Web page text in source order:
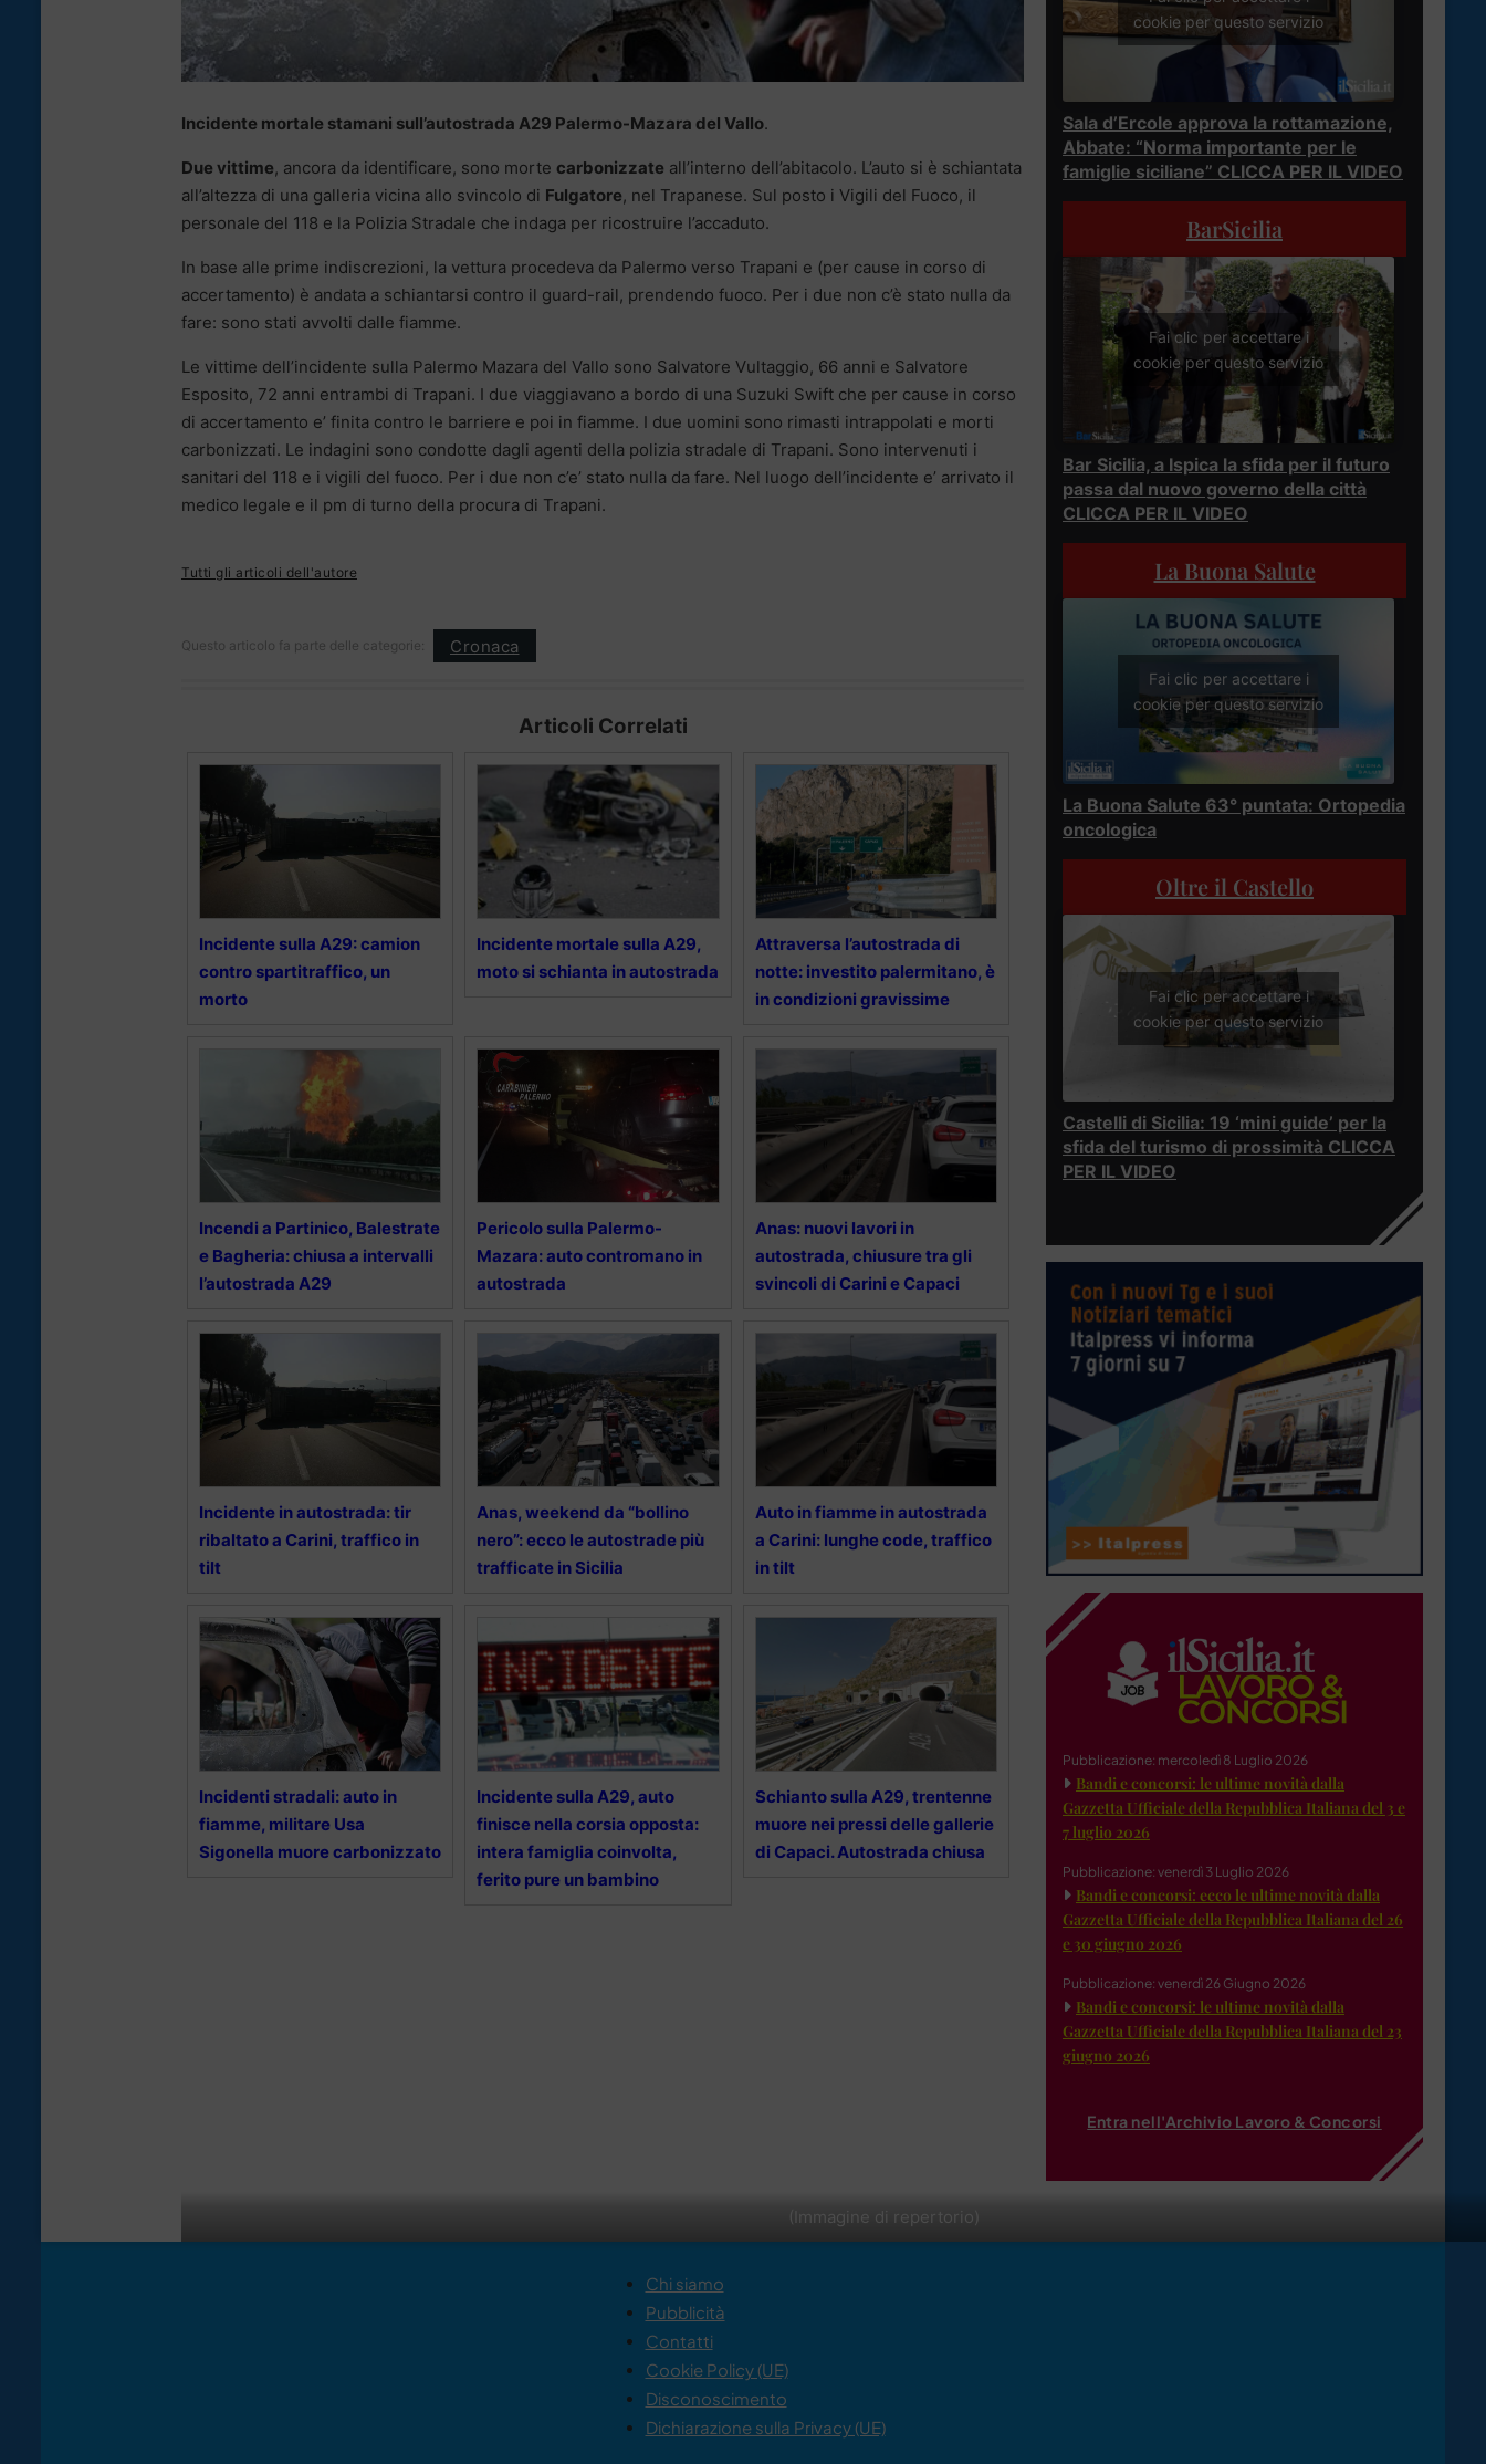
(Immagine di repertorio)
Incidente mortale stamani sull’autostrada A29 Palermo-Mazara del Vallo.
Due vittime, ancora da identificare, sono morte carbonizzate all’interno dell’abitacolo. L’auto si è schiantata
all’altezza di una galleria vicina allo svincolo di Fulgatore, nel Trapanese. Sul posto i Vigili del Fuoco, il
personale del 118 e la Polizia Stradale che indaga per ricostruire l’accaduto.
In base alle prime indiscrezioni, la vettura procedeva da Palermo verso Trapani e (per cause in corso di
accertamento) è andata a schiantarsi contro il guard-rail, prendendo fuoco. Per i due non c’è stato nulla da
fare: sono stati avvolti dalle fiamme.
Le vittime dell’incidente sulla Palermo Mazara del Vallo sono Salvatore Vultaggio, 66 anni e Salvatore
Esposito, 72 anni entrambi di Trapani. I due viaggiavano a bordo di una Suzuki Swift che per cause in corso
di accertamento e’ finita contro le barriere e poi in fiamme. I due uomini sono rimasti intrappolati e morti
carbonizzati. Le indagini sono condotte dagli agenti della polizia stradale di Trapani. Sono intervenuti i
sanitari del 118 e i vigili del fuoco. Per i due non c’e’ stato nulla da fare. Nel luogo dell’incidente e’ arrivato il
medico legale e il pm di turno della procura di Trapani.
Tutti gli articoli dell'autore
Questo articolo fa parte delle categorie: Cronaca
Articoli Correlati
Incidente sulla A29: camion
contro spartitraffico, un
morto
Incidente mortale sulla A29,
moto si schianta in autostrada
Attraversa l’autostrada di
notte: investito palermitano, è
in condizioni gravissime
Incendi a Partinico, Balestrate
e Bagheria: chiusa a intervalli
l’autostrada A29
Pericolo sulla Palermo-
Mazara: auto contromano in
autostrada
Anas: nuovi lavori in
autostrada, chiusure tra gli
svincoli di Carini e Capaci
Incidente in autostrada: tir
ribaltato a Carini, traffico in
tilt
Anas, weekend da “bollino
nero”: ecco le autostrade più
trafficate in Sicilia
Auto in fiamme in autostrada
a Carini: lunghe code, traffico
in tilt
Incidenti stradali: auto in
fiamme, militare Usa
Sigonella muore carbonizzato
Incidente sulla A29, auto
finisce nella corsia opposta:
intera famiglia coinvolta,
ferito pure un bambino
Schianto sulla A29, trentenne
muore nei pressi delle gallerie
di Capaci. Autostrada chiusa
cookie per questo servizio
Sala d’Ercole approva la rottamazione,
Abbate: “Norma importante per le
famiglie siciliane” CLICCA PER IL VIDEO
BarSicilia
Fai clic per accettare i
cookie per questo servizio
Bar Sicilia, a Ispica la sfida per il futuro
passa dal nuovo governo della città
CLICCA PER IL VIDEO
La Buona Salute
Fai clic per accettare i
cookie per questo servizio
La Buona Salute 63° puntata: Ortopedia
oncologica
Oltre il Castello
Fai clic per accettare i
cookie per questo servizio
Castelli di Sicilia: 19 ‘mini guide’ per la
sfida del turismo di prossimità CLICCA
PER IL VIDEO
Pubblicazione: mercoledì 8 Luglio 2026
Bandi e concorsi: le ultime novità dalla
Gazzetta Ufficiale della Repubblica Italiana del 3 e
7 luglio 2026
Pubblicazione: venerdì 3 Luglio 2026
Bandi e concorsi: ecco le ultime novità dalla
Gazzetta Ufficiale della Repubblica Italiana del 26
e 30 giugno 2026
Pubblicazione: venerdì 26 Giugno 2026
Bandi e concorsi: le ultime novità dalla
Gazzetta Ufficiale della Repubblica Italiana del 23
giugno 2026
Entra nell'Archivio Lavoro & Concorsi
Chi siamo
Pubblicità
Contatti
Cookie Policy (UE)
Disconoscimento
Dichiarazione sulla Privacy (UE)